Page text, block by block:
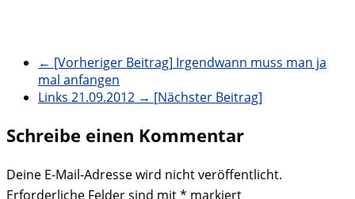
← [Vorheriger Beitrag] Irgendwann muss man ja
mal anfangen
Links 21.09.2012 → [Nächster Beitrag]
Schreibe einen Kommentar
Deine E-Mail-Adresse wird nicht veröffentlicht.
Erforderliche Felder sind mit* markiert